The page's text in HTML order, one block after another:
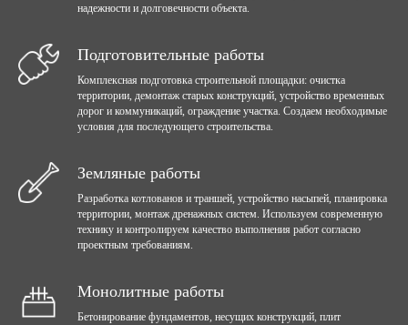
надежности и долговечности объекта.
Подготовительные работы
Комплексная подготовка строительной площадки: очистка
территории, демонтаж старых конструкций, устройство временных
дорог и коммуникаций, ограждение участка. Создаем необходимые
условия для последующего строительства.
Земляные работы
Разработка котлованов и траншей, устройство насыпей, планировка
территории, монтаж дренажных систем. Используем современную
технику и контролируем качество выполнения работ согласно
проектным требованиям.
Монолитные работы
Бетонирование фундаментов, несущих конструкций, плит